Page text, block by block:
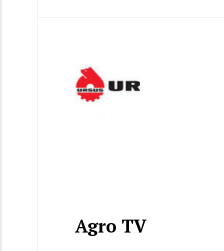
Agro TV